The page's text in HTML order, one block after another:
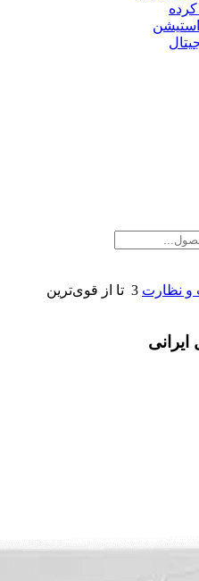
کرده
و نظارت
3 تا از قوی‌ترین